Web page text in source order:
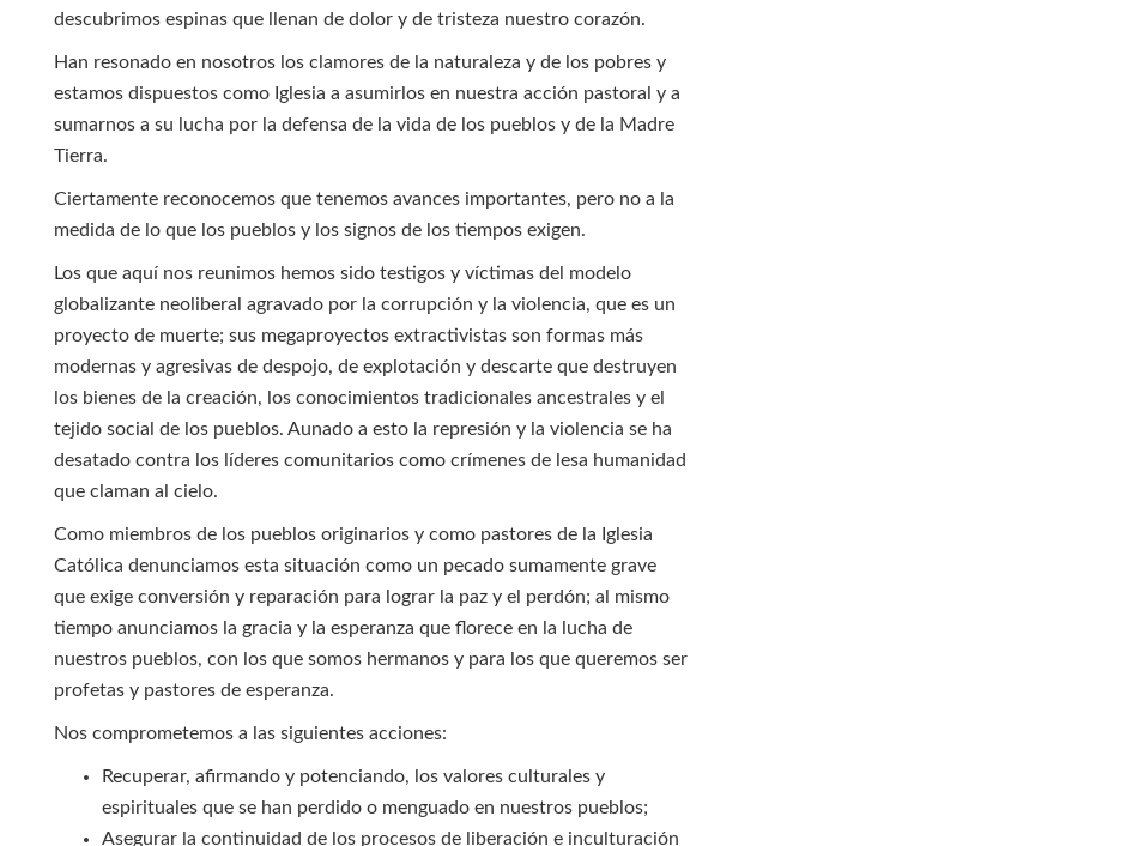
descubrimos espinas que llenan de dolor y de tristeza nuestro corazón.
Han resonado en nosotros los clamores de la naturaleza y de los pobres y
estamos dispuestos como Iglesia a asumirlos en nuestra acción pastoral y a
sumarnos a su lucha por la defensa de la vida de los pueblos y de la Madre
Tierra.
Ciertamente reconocemos que tenemos avances importantes, pero no a la
medida de lo que los pueblos y los signos de los tiempos exigen.
Los que aquí nos reunimos hemos sido testigos y víctimas del modelo
globalizante neoliberal agravado por la corrupción y la violencia, que es un
proyecto de muerte; sus megaproyectos extractivistas son formas más
modernas y agresivas de despojo, de explotación y descarte que destruyen
los bienes de la creación, los conocimientos tradicionales ancestrales y el
tejido social de los pueblos. Aunado a esto la represión y la violencia se ha
desatado contra los líderes comunitarios como crímenes de lesa humanidad
que claman al cielo.
Como miembros de los pueblos originarios y como pastores de la Iglesia
Católica denunciamos esta situación como un pecado sumamente grave
que exige conversión y reparación para lograr la paz y el perdón; al mismo
tiempo anunciamos la gracia y la esperanza que florece en la lucha de
nuestros pueblos, con los que somos hermanos y para los que queremos ser
profetas y pastores de esperanza.
Nos comprometemos a las siguientes acciones:
Recuperar, afirmando y potenciando, los valores culturales y
espirituales que se han perdido o menguado en nuestros pueblos;
Asegurar la continuidad de los procesos de liberación e inculturación